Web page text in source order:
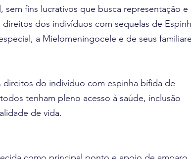
sem fins lucrativos que busca representação e
direitos dos indivíduos com sequelas de
a Mielomeningocele e de seus
direitos do indivíduo com espinha bífida de
tenham pleno acesso à saúde, inclusão
de vida.